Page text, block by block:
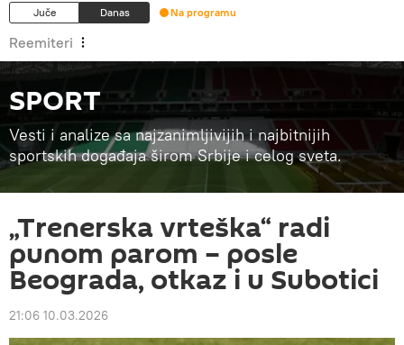
Juče Danas Na programu
Reemiteri
SPORT
Vesti i analize sa najzanimljivijih i najbitnijih
sportskih događaja širom Srbije i celog sveta.
„Trenerska vrteška“ radi
punom parom – posle
Beograda, otkaz i u Subotici
21:06 10.03.2026